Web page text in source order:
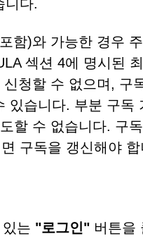
니다.
함)와 가능한 경우
섹션 4에 명시된
청할 수 없으며, 구
있습니다. 부분 구독
할 수 없습니다. 구
구독을 갱신해야 합
는 "로그인" 버튼을